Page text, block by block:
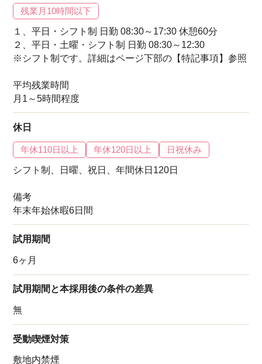
残業月10時間以下
１、平日・シフト制 日勤 08:30～17:30 休憩60分
２、平日・土曜・シフト制 日勤 08:30～12:30
※シフト制です。詳細はページ下部の【特記事項】参照
平均残業時間
月1～5時間程度
休日
年休110日以上 年休120日以上 日祝休み
シフト制、日曜、祝日、年間休日120日
備考
年末年始休暇6日間
試用期間
6ヶ月
試用期間と本採用後の条件の差異
無
受動喫煙対策
敷地内禁煙